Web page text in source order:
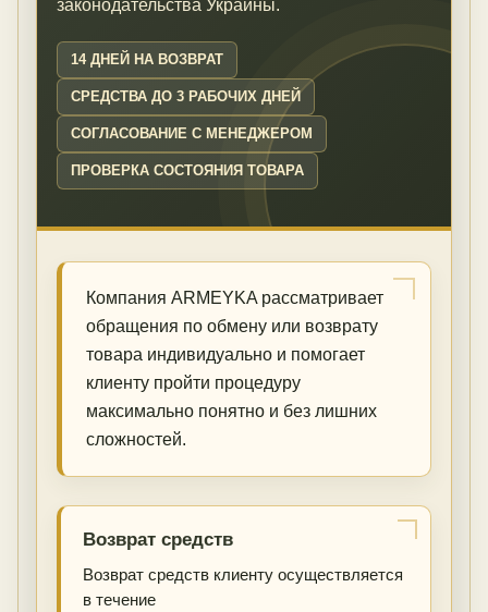
законодательства Украины.
14 ДНЕЙ НА ВОЗВРАТ
СРЕДСТВА ДО 3 РАБОЧИХ ДНЕЙ
СОГЛАСОВАНИЕ С МЕНЕДЖЕРОМ
ПРОВЕРКА СОСТОЯНИЯ ТОВАРА
Компания ARMEYKA рассматривает
обращения по обмену или возврату
товара индивидуально и помогает
клиенту пройти процедуру
максимально понятно и без лишних
сложностей.
Возврат средств
Возврат средств клиенту осуществляется
в течение